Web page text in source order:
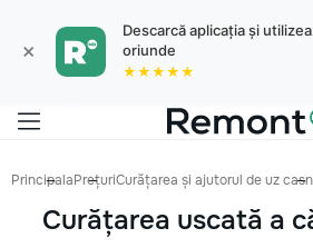
×
Descarcă aplicația și
oriunde
★★★★★
PrincipalaPrețuriCurățarea și ajutorul de uz
Curățarea uscată a